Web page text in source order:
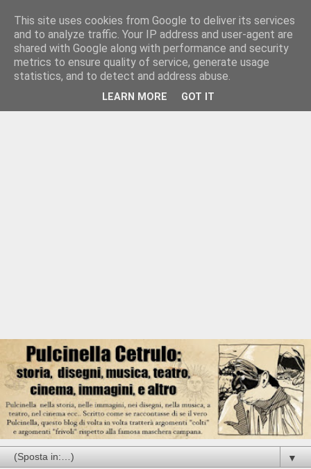
▼
This site uses cookies from Google to deliver its services
and to analyze traffic. Your IP address and user-agent are
shared with Google along with performance and security
metrics to ensure quality of service, generate usage
statistics, and to detect and address abuse.
LEARN MORE GOT IT